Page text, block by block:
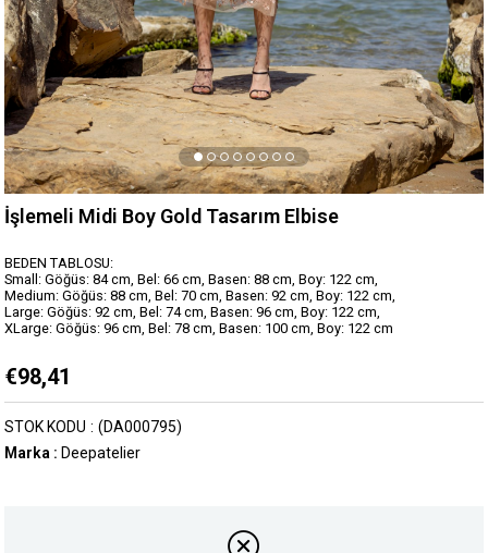
İşlemeli Midi Boy Gold Tasarım Elbise
BEDEN TABLOSU:
Small: Göğüs: 84 cm, Bel: 66 cm, Basen: 88 cm, Boy: 122 cm,
Medium: Göğüs: 88 cm, Bel: 70 cm, Basen: 92 cm, Boy: 122 cm,
Large: Göğüs: 92 cm, Bel: 74 cm, Basen: 96 cm, Boy: 122 cm,
XLarge: Göğüs: 96 cm, Bel: 78 cm, Basen: 100 cm, Boy: 122 cm
€98,41
(DA000795)
STOK KODU
Marka : Deepatelier